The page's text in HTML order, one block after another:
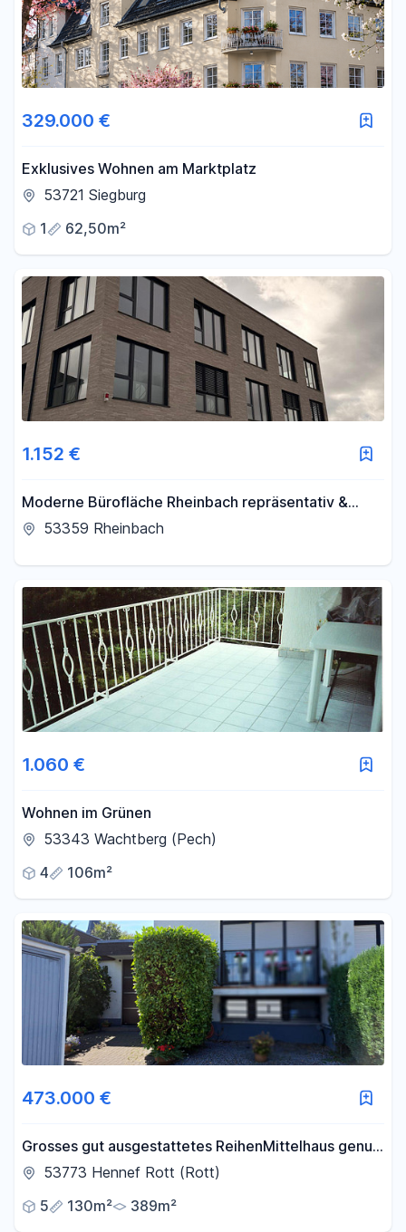
329.000 €
Exklusives Wohnen am Marktplatz
53721 Siegburg
1
62,50m²
1.152 €
Moderne Bürofläche Rheinbach repräsentativ &
sofort verfügbar Erdgeschoss
53359 Rheinbach
1.060 €
Wohnen im Grünen
53343 Wachtberg (Pech)
4
106m²
473.000 €
Grosses gut ausgestattetes ReihenMittelhaus genug
Platz für die ganze Familie
53773 Hennef Rott (Rott)
5
130m² 389m²